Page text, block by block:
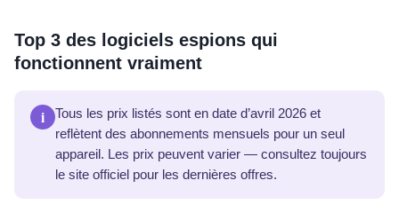
Top 3 des logiciels espions qui
fonctionnent vraiment
i
Tous les prix listés sont en date d’avril 2026 et
reflètent des abonnements mensuels pour un seul
appareil. Les prix peuvent varier — consultez toujours
le site officiel pour les dernières offres.